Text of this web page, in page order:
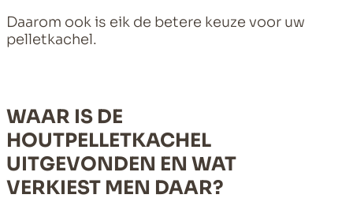
Daarom ook is eik de betere keuze voor uw
pelletkachel.
WAAR IS DE
HOUTPELLETKACHEL
UITGEVONDEN EN WAT
VERKIEST MEN DAAR?